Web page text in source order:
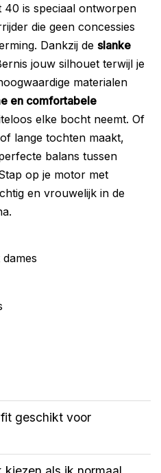
40 is speciaal ontworpen
die geen concessies
Dankzij de slanke
jouw silhouet terwijl je
materialen
en comfortabele
elke bocht neemt. Of
lange tochten maakt,
balans tussen
op je motor met
en vrouwelijk in de
geschikt voor